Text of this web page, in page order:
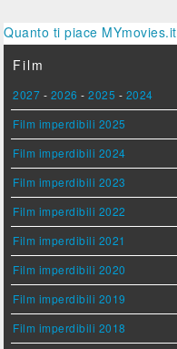
Quanto ti piace MYmovies.it
Film
2027 - 2026 -2025 - 2024
Film imperdibili 2025
Film imperdibili 2024
Film imperdibili 2023
Film imperdibili 2022
Film imperdibili 2021
Film imperdibili 2020
Film imperdibili 2019
Film imperdibili 2018